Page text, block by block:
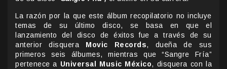
La razón por la que este álbum recopilatorio no incluye
temas de su último disco, se basa en que el
lanzamiento del disco de éxitos fue a través de su
anterior disquera Movic Records, dueña de sus
primeros seis álbumes, mientras que “Sangre Fría”
pertenece a Universal Music México, disquera con la